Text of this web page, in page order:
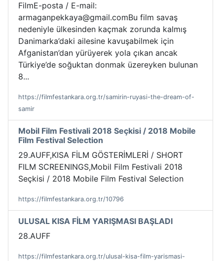
FilmE-posta / E-mail:
armaganpekkaya@gmail.comBu film savaş
nedeniyle ülkesinden kaçmak zorunda kalmış
Danimarka’daki ailesine kavuşabilmek için
Afganistan’dan yürüyerek yola çıkan ancak
Türkiye’de soğuktan donmak üzereyken bulunan
8...
https://filmfestankara.org.tr/samirin-ruyasi-the-dream-of-
samir
Mobil Film Festivali 2018 Seçkisi / 2018 Mobile
Film Festival Selection
29.AUFF,KISA FİLM GÖSTERİMLERİ / SHORT
FILM SCREENINGS,Mobil Film Festivali 2018
Seçkisi / 2018 Mobile Film Festival Selection
https://filmfestankara.org.tr/10796
ULUSAL KISA FİLM YARIŞMASI BAŞLADI
28.AUFF
https://filmfestankara.org.tr/ulusal-kisa-film-yarismasi-